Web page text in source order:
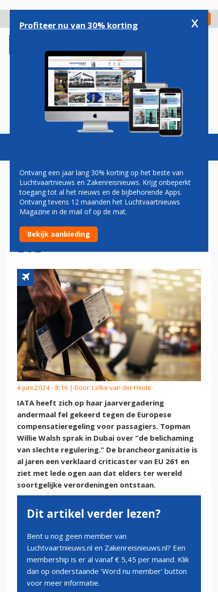
gaan
Check in
Magazine Podcasts Vacatures
IATA WIL EINDE AAN DE
‘MONSTERLIJKE’
COMPENSATIEREGELING EU
261
4 juni 2024 - 8:16 | Door: Lolke van der Heide
IATA heeft zich op haar jaarvergadering
andermaal fel gekeerd tegen de Europese
compensatieregeling voor passagiers. Topman
Willie Walsh sprak in Dubai over “de belichaming
van slechte regulering.” De brancheorganisatie is
al jaren een verklaard criticaster van EU 261 en
ziet met lede ogen aan dat elders ter wereld
soortgelijke verordeningen ontstaan.
Dit artikel verder lezen?
Bent u nog geen member van
Luchtvaartnieuws.nl en Zakenreisnieuws.nl? Een
membership is er al vanaf € 5,45 per maand. Klik
dan op onderstaande 'Word nu member' button
voor meer informatie.
Profiteer nu van 30% korting x
Ontvang een jaar lang 30% korting op het beste van
Luchtvaartnieuws en Zakenreisnieuws. Krijg onbeperkt
toegang tot al het nieuws en de bijbehorende Apps.
Ontvang tevens 12 maanden het Luchtvaartnieuws
Magazine in de mail of op de mat.
Bekijk aanbieding